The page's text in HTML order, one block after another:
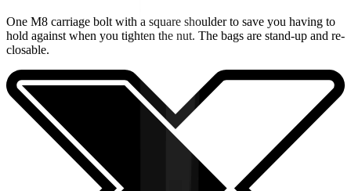
One M8 carriage bolt with a square shoulder to save you having to
hold against when you tighten the nut. The bags are stand-up and re-
closable.